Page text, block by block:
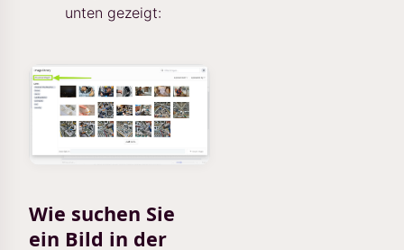
unten gezeigt:
Wie suchen Sie
ein Bild in der